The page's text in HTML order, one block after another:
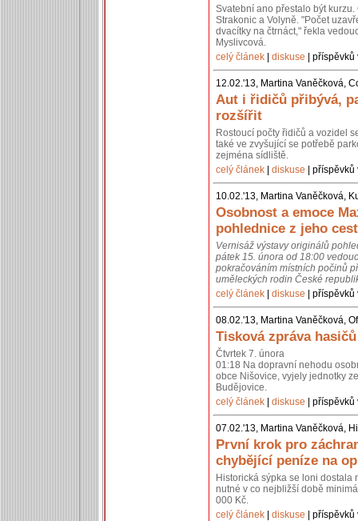
Svatební ano přestalo být
Strakonic a Volyně. "Počet
dvacítky na čtrnáct," řekla
Myslivcová.
celý článek
diskuse |
12.02.'13, Martina Vaněčková,
Aut i řidičů přibývá,
rozšířit
Rostoucí počty řidičů a vozidel
také ve zvyšující se potřebě
zejména sídliště.
celý článek
diskuse |
10.02.'13, Martina Vaněčková,
Osobnost a emoce
pohlednice z jeho cest
Vernisáž výstavy originálů
pátek 15. února od 18:00
pokračováním místních počinů
uměleckých rodin České
celý článek
diskuse |
08.02.'13, Martina Vaněčková,
Tisková zpráva
Čtvrtek 7. února
01:18 Na dopravní nehodu
obce Nišovice, vyjely jednotky
Budějovice.
celý článek
diskuse |
07.02.'13, Martina Vaněčková,
První krok pro
chybějící peníze na
Historická sýpka se loni
nutné v co nejbližší době
000 Kč.
celý článek
diskuse |